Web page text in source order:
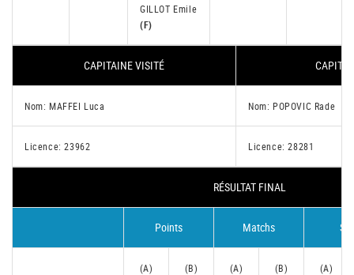
GILLOT Emile
(F)
CAPITAINE VISITÉ
Nom: MAFFEI Luca Nom: POPOVIC Rade
Licence: 23962 Licence: 28281
RÉSULTAT FINAL
Points Matchs
(A) (B) (A) (B) (A)